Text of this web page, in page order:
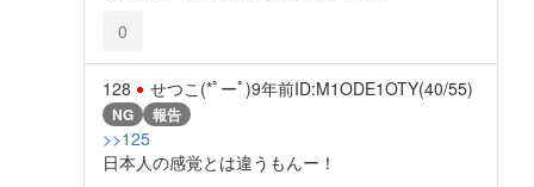
0
128 せつこ(*ﾟーﾟ)9年前ID:M1ODE1OTY(40/55)
NG 報告
>>125
日本人の感覚とは違うもんー！